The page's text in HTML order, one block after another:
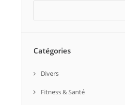
Catégories
Divers
Fitness & Santé